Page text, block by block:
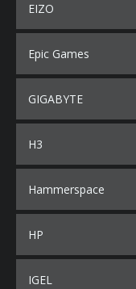
EIZO
Epic Games
GIGABYTE
H3
Hammerspace
HP
IGEL